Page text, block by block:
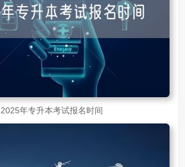
2025年专升本考试报名时间